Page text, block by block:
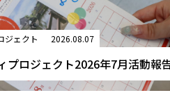
ジェクト 2026.08.07
プロジェクト2026年7月活動報